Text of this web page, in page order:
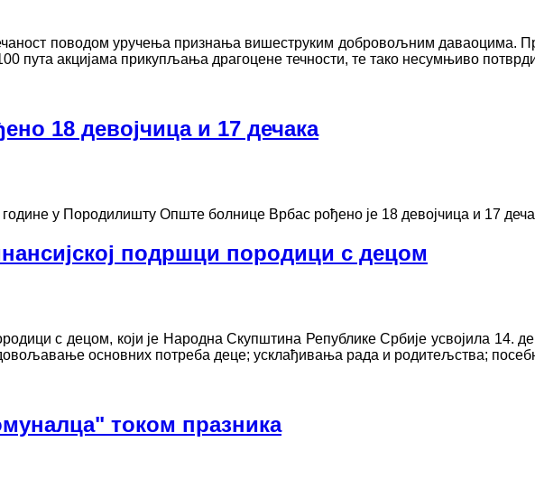
поводом уручења признања вишеструким добровољним даваоцима.
пута акцијама прикупљања драгоцене течности, те тако несумњиво
18 девојчица и 17 дечака
у Породилишту Опште болнице Врбас рођено је 18 девојчица и 17
подршци породици с децом
с децом, који је Народна Скупштина Републике Србије усвојила 14.
основних потреба деце; усклађивања рада и родитељства;
током празника